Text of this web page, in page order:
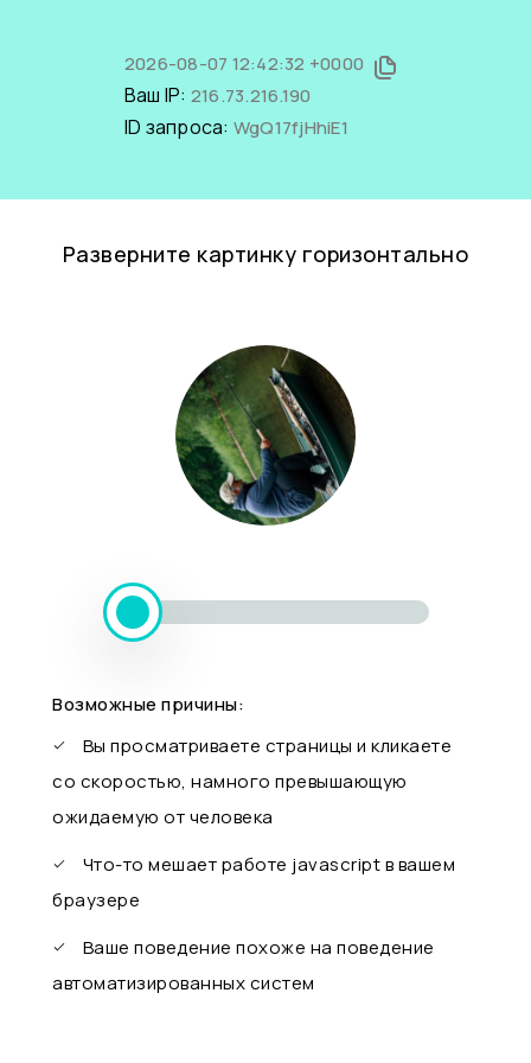
2026-08-07 12:42:32 +0000
Ваш IP: 216.73.216.190
ID запроса: WgQ17fjHhiE1
Разверните картинку горизонтально
Возможные причины:
Вы просматриваете страницы и кликаете
со скоростью, намного превышающую
ожидаемую от человека
Что-то мешает работе javascript в вашем
браузере
Ваше поведение похоже на поведение
автоматизированных систем